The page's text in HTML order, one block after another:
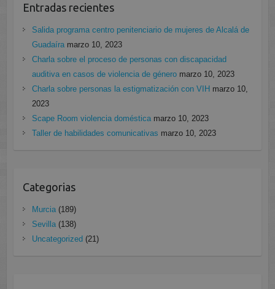
Entradas recientes
Salida programa centro penitenciario de mujeres de Alcalá de
Guadaíra marzo 10, 2023
Charla sobre el proceso de personas con discapacidad
auditiva en casos de violencia de género marzo 10, 2023
Charla sobre personas la estigmatización con VIH marzo 10,
2023
Scape Room violencia doméstica marzo 10, 2023
Taller de habilidades comunicativas marzo 10, 2023
Categorias
Murcia(189)
Sevilla(138)
Uncategorized(21)